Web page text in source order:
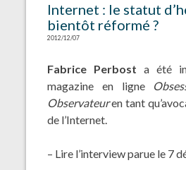
Internet : le statut
bientôt réformé ?
2012/12/07
Fabrice Perbost a été
magazine en ligne
Observateuren tant
de l’Internet.
– Lire l’interview parue le 7